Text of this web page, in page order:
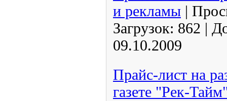
и рекламы |
Загрузок: 862 |
09.10.2009
Прайс-лист на
газете "Рек-